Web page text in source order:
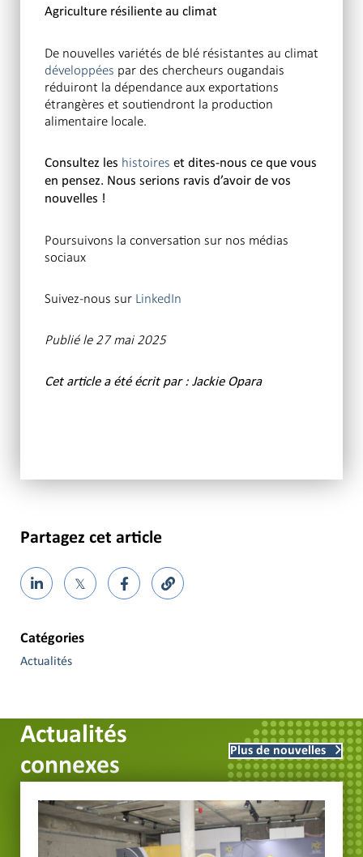
Agriculture résiliente au climat
De nouvelles variétés de blé résistantes au climat
développées par des chercheurs ougandais
réduiront la dépendance aux exportations
étrangères et soutiendront la production
alimentaire locale.
Consultez les histoires et dites-nous ce que vous
en pensez. Nous serions ravis d’avoir de vos
nouvelles !
Poursuivons la conversation sur nos médias
sociaux
Suivez-nous sur LinkedIn
Publié le 27 mai 2025
Cet article a été écrit par : Jackie Opara
Partagez cet article
𝕏
Catégories
Actualités
Actualités
connexes
Plus de nouvelles